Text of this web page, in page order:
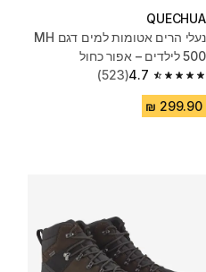
QUECHUA
נעלי הרים אטומות למים דגם MH
500 לילדים – אפור כחול
4.7
4.7 out of 5 stars from 523 reviews
(523)